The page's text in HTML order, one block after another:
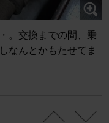
。交換までの間、乗
なんとかもたせてま